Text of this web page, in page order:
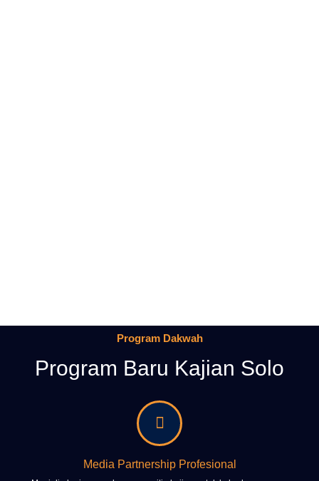
Program Dakwah
Program Baru Kajian Solo
Media Partnership Profesional